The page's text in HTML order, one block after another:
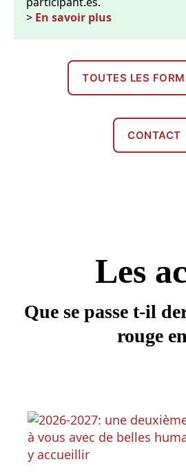
> En savoir plus
TOUTES LES
CONTACT
Les
Que se passe t-il
rouge